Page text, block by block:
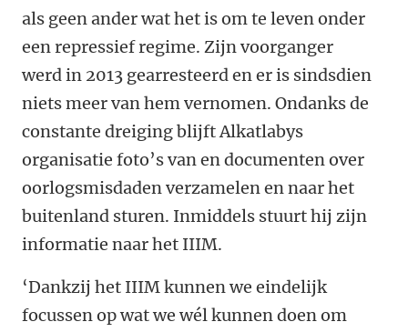
als geen ander wat het is om te leven onder
een repressief regime. Zijn voorganger
werd in 2013 gearresteerd en er is sindsdien
niets meer van hem vernomen. Ondanks de
constante dreiging blijft Alkatlabys
organisatie foto’s van en documenten over
oorlogsmisdaden verzamelen en naar het
buitenland sturen. Inmiddels stuurt hij zijn
informatie naar het IIIM.
‘Dankzij het IIIM kunnen we eindelijk
focussen op wat we wél kunnen doen om